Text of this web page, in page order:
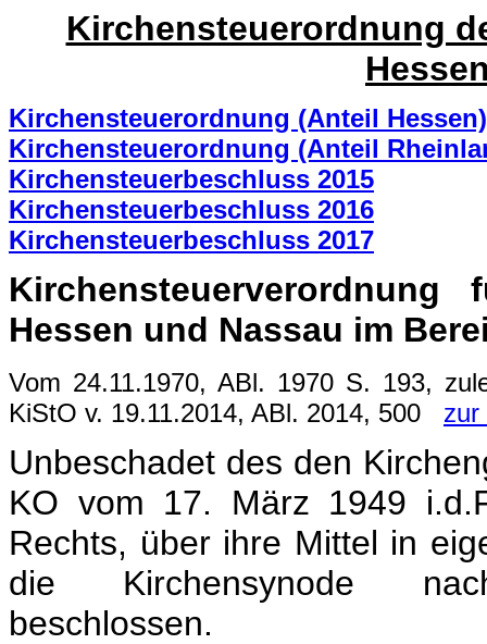
Kirchensteuerordnung
Kirchensteuerordnung (Anteil Hessen)
Kirchensteuerordnung (Anteil
Kirchensteuerbeschluss 2015
Kirchensteuerbeschluss 2016
Kirchensteuerbeschluss 2017
Hessen und Nassau im
Vom 24.11.1970, ABl. 1970 S. 193,
KiStO v. 19.11.2014, ABl. 2014, 500 zur
Unbeschadet des den
KO vom 17. März 1949
Rechts, über ihre Mittel in
die Kirchensynode
beschlossen.